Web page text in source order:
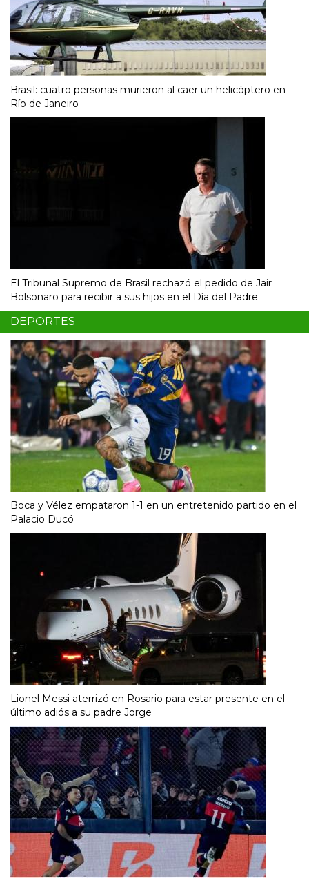
Brasil: cuatro personas murieron al caer un helicóptero en
Río de Janeiro
El Tribunal Supremo de Brasil rechazó el pedido de Jair
Bolsonaro para recibir a sus hijos en el Día del Padre
DEPORTES
Boca y Vélez empataron 1-1 en un entretenido partido en el
Palacio Ducó
Lionel Messi aterrizó en Rosario para estar presente en el
último adiós a su padre Jorge